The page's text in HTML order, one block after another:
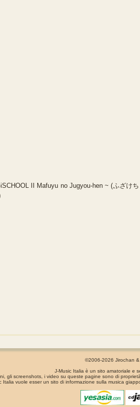
II Mafuyu no Jugyou-hen ~ (ふざけ
©2006-2026 Jirochan &
J-Music Italia è un sito amatoriale e
gli screenshots, i video su queste pagine sono di
Italia vuole esser un sito di informazione sulla musica